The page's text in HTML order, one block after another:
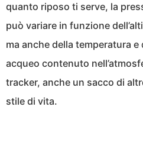
quanto riposo ti serve, la
può variare in funzione
ma anche della temperatura
acqueo contenuto
tracker, anche un sacco di
stile di vita.